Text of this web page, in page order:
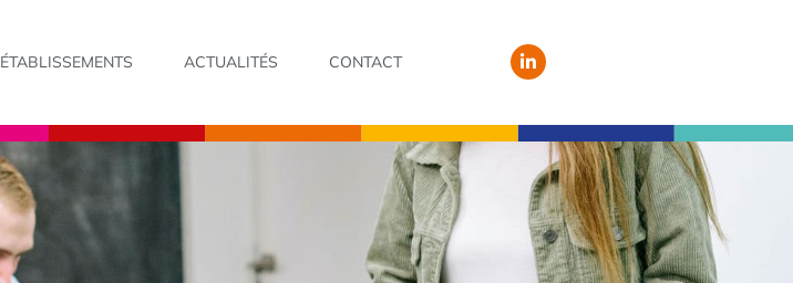
ÉTABLISSEMENTS ACTUALITÉS CONTACT